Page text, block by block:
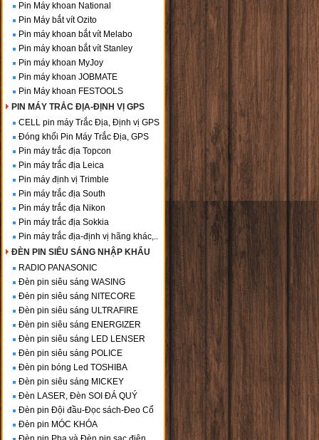
Pin Máy khoan National
Pin Máy bắt vít Ozito
Pin máy khoan bắt vít Melabo
Pin máy khoan bắt vít Stanley
Pin máy khoan MyJoy
Pin máy khoan JOBMATE
Pin Máy khoan FESTOOLS
PIN MÁY TRẮC ĐỊA-ĐỊNH VỊ GPS
CELL pin máy Trắc Địa, Định vị GPS
Đóng khối Pin Máy Trắc Địa, GPS
Pin máy trắc địa Topcon
Pin máy trắc địa Leica
Pin máy định vị Trimble
Pin máy trắc địa South
Pin máy trắc địa Nikon
Pin máy trắc địa Sokkia
Pin máy trắc địa-định vị hãng khác,..
ĐÈN PIN SIÊU SÁNG NHẬP KHẨU
RADIO PANASONIC
Đèn pin siêu sáng WASING
Đèn pin siêu sáng NITECORE
Đèn pin siêu sáng ULTRAFIRE
Đèn pin siêu sáng ENERGIZER
Đèn pin siêu sáng LED LENSER
Đèn pin siêu sáng POLICE
Đèn pin bóng Led TOSHIBA
Đèn pin siêu sáng MICKEY
Đèn LASER, Đèn SOI ĐÁ QUÝ
Đèn pin Đội đầu-Đọc sách-Đeo Cổ
Đèn pin MÓC KHÓA